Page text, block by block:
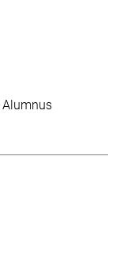
Alumnus